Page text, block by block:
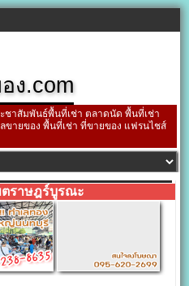
ง.com
ชาสัมพันธ์พื้นที่เช่า ตลาดนัด พื้นที่เช่า
ขายของ พื้นที่เช่า ที่ขายของ แฟรนไชส์
ตราษฎร์บูรณะ